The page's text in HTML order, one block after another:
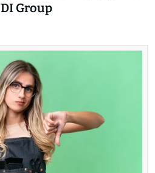
Group